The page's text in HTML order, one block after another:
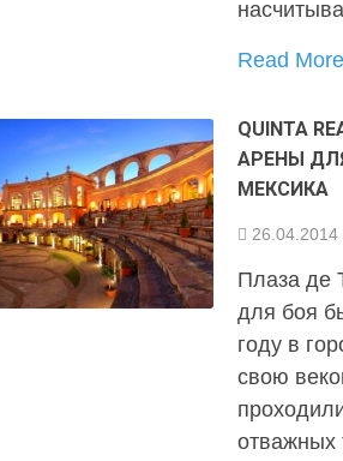
Read
QUINTA
АРЕНЫ
МЕКСИКА
26.04.2014
Плаза де
для боя
году в
свою
отважных